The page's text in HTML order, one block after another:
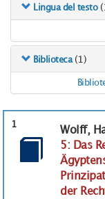
Lingua del testo
Biblioteca (1)
1
Wolff,
5: Das
der